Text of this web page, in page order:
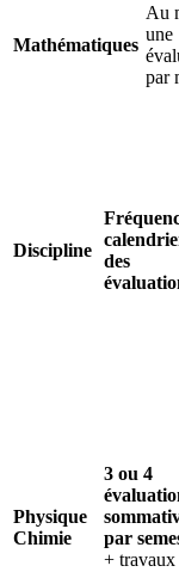
Mathématiques
Au
une
par
Discipline
des
Physique
Chimie
3 ou 4
par
+ travaux